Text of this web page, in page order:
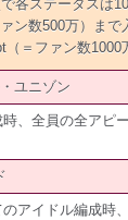
各ステータスは
ン数500万）まで
＝ファン数1000
ユニゾン
、全員の全アピ
アイドル編成時